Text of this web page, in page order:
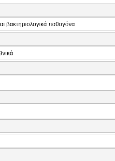
βακτηριολογικά παθογόνα